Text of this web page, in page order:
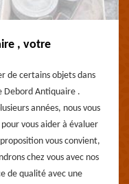
, votre
de certains objets dans
Debord Antiquaire .
années, nous vous
vous aider à évaluer
vous convient,
chez vous avec nos
de qualité avec une